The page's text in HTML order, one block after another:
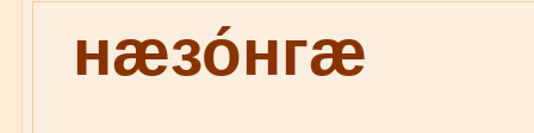
нæзо́нгæ